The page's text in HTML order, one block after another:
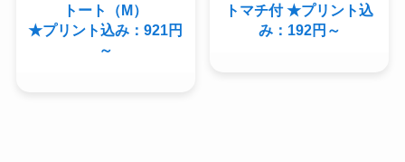
トート（M）
★プリント込み：921円
～
トマチ付 ★プリント込
み：192円～